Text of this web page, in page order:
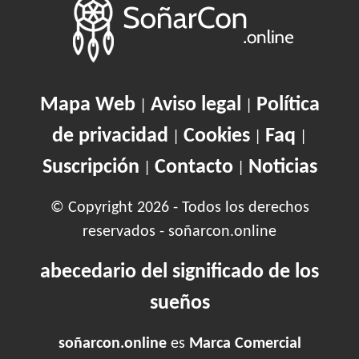
Mapa Web| Aviso legal
Política
de privacidad
Cookies Faq
Suscripción Contacto| Noticias
© Copyright 2026 - Todos los derechos
reservados - soñarcon.online
abecedario del significado de los
sueños
soñarcon.onlinees Marca Comercial